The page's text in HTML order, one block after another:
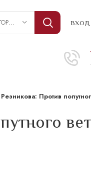
ВЫБРАТЬ КАТЕГОРИЮ ВХОД
Против